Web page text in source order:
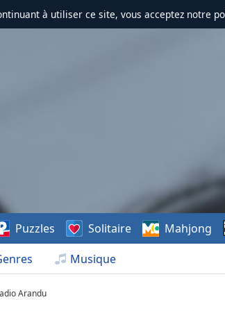
à utiliser ce site, vous acceptez notre
Musique
Puzzles Solitaire Mahjong
Arandu